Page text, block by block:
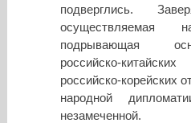
подверглись.
подрывающая
российско-
российско-корейских
народной
незамеченной.